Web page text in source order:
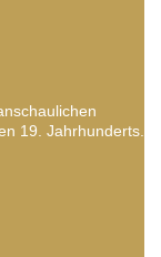
19. Jahrhunderts.